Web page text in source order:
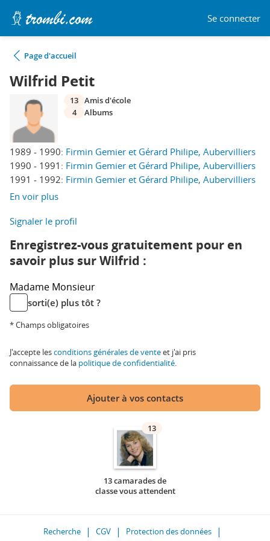
Se connecter
Page d'accueil
Wilfrid Petit
1989 - 1990: Firmin Gemier et Gérard Philipe, Aubervilliers
1990 - 1991: Firmin Gemier et Gérard Philipe, Aubervilliers
1991 - 1992: Firmin Gemier et Gérard Philipe, Aubervilliers
En voir plus
13 Amis d'école
4
Albums
Signaler le profil
Enregistrez-vous gratuitement pour en
savoir plus sur Wilfrid :
Madame Monsieur
sorti(e) plus tôt ?
* Champs obligatoires
J'accepte lesconditions générales de venteet j'ai pris
connaissance de la politique de confidentialité.
Ajouter à vos contacts
13
13 camarades de
classe vous attendent
Recherche CGV
Protection des données